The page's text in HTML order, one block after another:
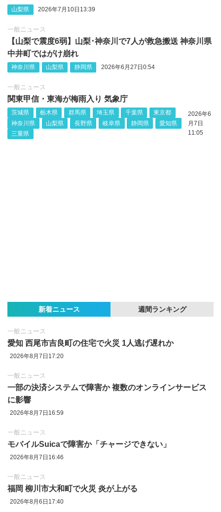
山梨県 2026年7月10日13:39
一般ニュース
【山梨で震度6弱】山梨‪･神奈川で7人が救急搬送 神奈川県
中井町ではがけ崩れ
神奈川県 山梨県 静岡県 2026年6月27日0:54
一般ニュース
関東甲信・東海が梅雨入り 気象庁
茨城県 栃木県 群馬県 埼玉県 千葉県
東京都
神奈川県
山梨県 長野県 岐阜県 静岡県
愛知県
三重県
2026年6
月7日
11:05
新着ニュース 週間ランキング
一般ニュース
愛知 西尾市吉良町の住宅で火災 1人逃げ遅れか
2026年8月7日17:20
一般ニュース
一部の決済システムで障害か 複数のオンラインサービス
に影響
2026年8月7日16:59
一般ニュース
モバイルSuicaで障害か「チャージできない」
2026年8月7日16:46
一般ニュース
福岡 柳川市大和町で火災 炎が上がる
2026年8月6日17:40